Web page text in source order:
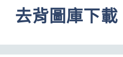
去背圖庫下載